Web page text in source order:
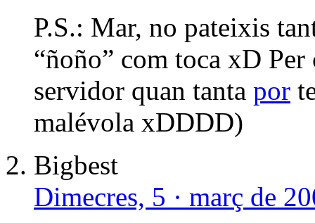
P.S.: Mar, no pateixis
“ñoño” com toca xD
servidor quan tanta por
malévola xDDDD)
Bigbest
Dimecres, 5 · març de